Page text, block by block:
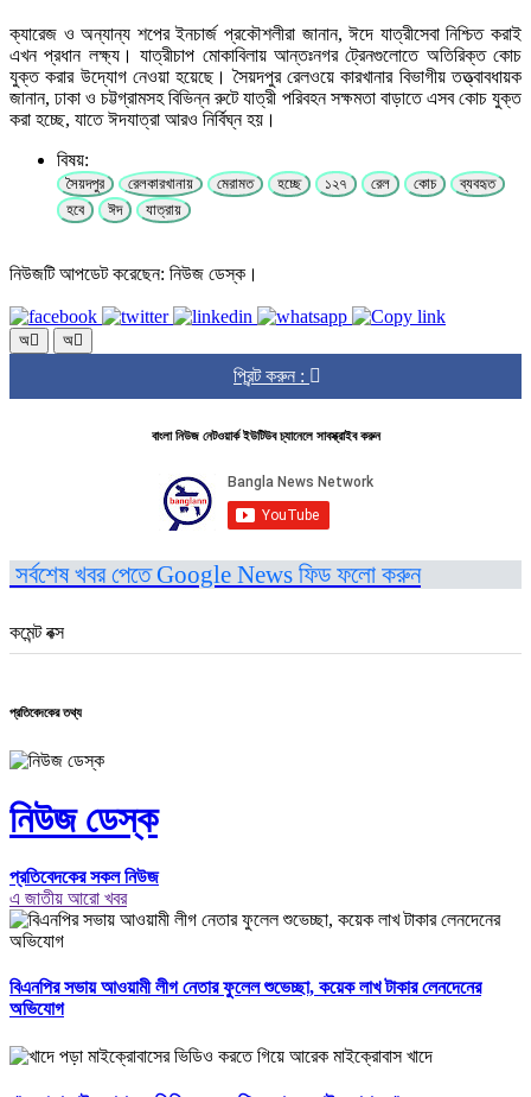
ক্যারেজ ও অন্যান্য শপের ইনচার্জ প্রকৌশলীরা জানান, ঈদে যাত্রীসেবা নিশ্চিত করাই
এখন প্রধান লক্ষ্য। যাত্রীচাপ মোকাবিলায় আন্তঃনগর ট্রেনগুলোতে অতিরিক্ত কোচ
যুক্ত করার উদ্যোগ নেওয়া হয়েছে। সৈয়দপুর রেলওয়ে কারখানার বিভাগীয় তত্ত্বাবধায়ক
জানান, ঢাকা ও চট্টগ্রামসহ বিভিন্ন রুটে যাত্রী পরিবহন সক্ষমতা বাড়াতে এসব কোচ যুক্ত
করা হচ্ছে, যাতে ঈদযাত্রা আরও নির্বিঘ্ন হয়।
বিষয়:
সৈয়দপুর রেলকারখানায় মেরামত হচ্ছে ১২৭ রেল কোচ
ব্যবহৃত
হবে
ঈদ যাত্রায়
নিউজটি আপডেট করেছেন: নিউজ ডেস্ক।
অ অ
প্রিন্ট করুন :
বাংলা নিউজ নেটওয়ার্ক ইউটিউব চ্যানেলে সাবস্ক্রাইব করুন
সর্বশেষ খবর পেতে Google News ফিড ফলো করুন
কমেন্ট বক্স
প্রতিবেদকের তথ্য
নিউজ ডেস্ক
প্রতিবেদকের সকল নিউজ
এ জাতীয় আরো খবর
বিএনপির সভায় আওয়ামী লীগ নেতার ফুলেল শুভেচ্ছা, কয়েক লাখ টাকার লেনদেনের
অভিযোগ